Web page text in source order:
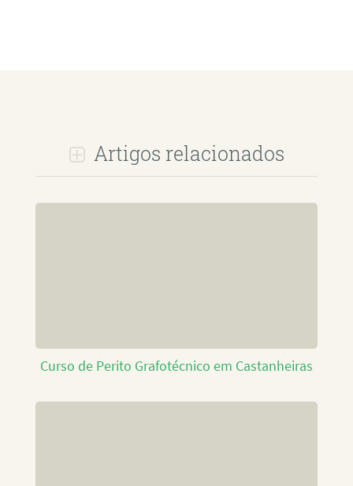
Artigos relacionados
Curso de Perito Grafotécnico em Castanheiras